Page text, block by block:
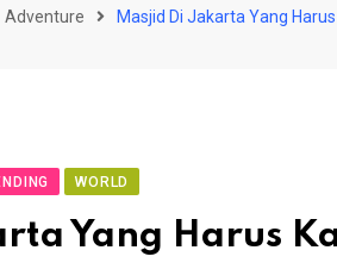
Adventure Masjid Di Jakarta Yang
WORLD
Yang Harus